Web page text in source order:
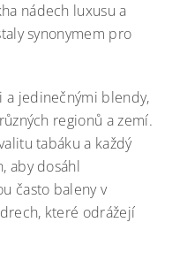
nádech luxusu a
synonymem pro
a jedinečnými blendy,
regionů a zemí.
tabáku a každý
aby dosáhl
často baleny v
které odrážejí